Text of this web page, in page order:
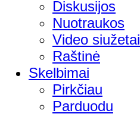
Diskusijos
Nuotraukos
Video siužetai
Raštinė
Skelbimai
Pirkčiau
Parduodu